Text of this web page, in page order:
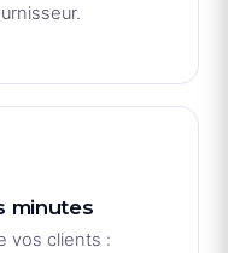
minutes
vos clients :